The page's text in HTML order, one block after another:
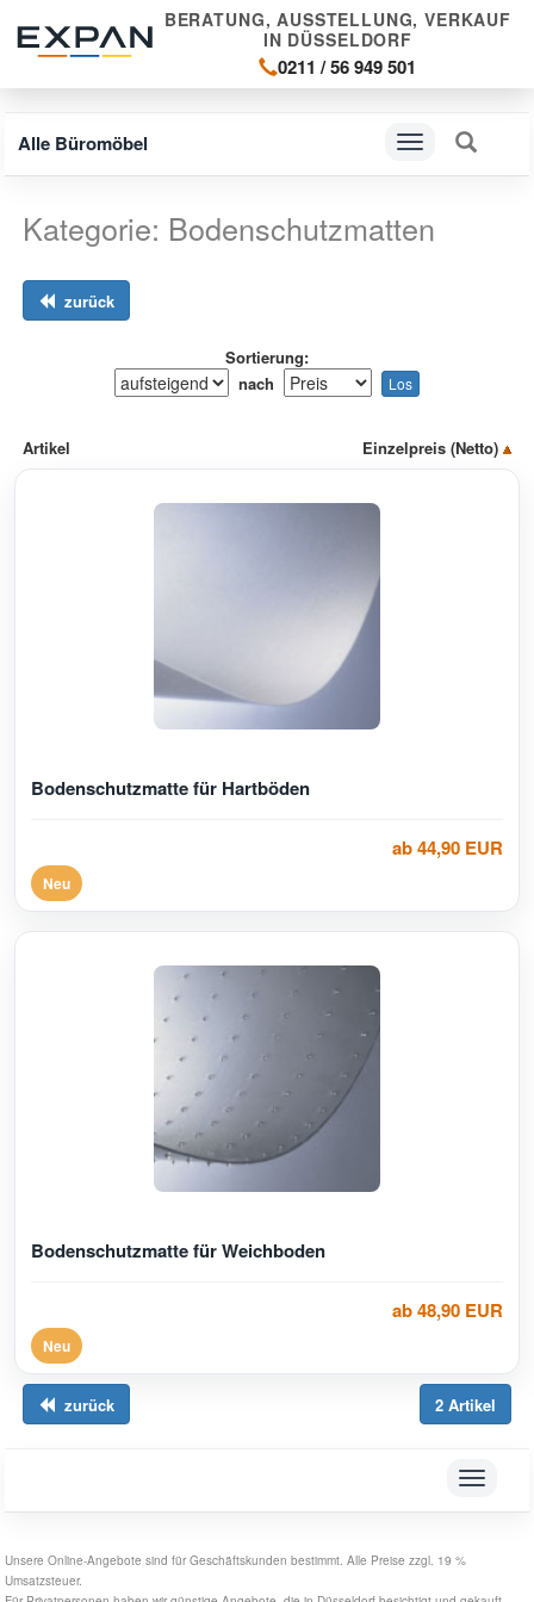
BERATUNG, AUSSTELLUNG, VERKAUF
IN DÜSSELDORF
0211 / 56 949 501
Alle Büromöbel
Navigation
Kategorie: Bodenschutzmatten
zurück
Sortierung:
nach
Artikel Einzelpreis (Netto)
Bodenschutzmatte für Hartböden
ab 44,90 EUR
Neu
Bodenschutzmatte für Weichboden
ab 48,90 EUR
Neu
zurück 2 Artikel
Toggle
Unsere Online-Angebote sind für Geschäftskunden bestimmt. Alle Preise zzgl. 19 %
Umsatzsteuer.